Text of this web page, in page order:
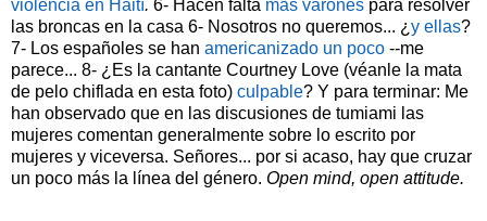
violencia en Haití. 6- Hacen falta más varones para resolver
las broncas en la casa 6- Nosotros no queremos... ¿ y ellas?
7- Los españoles se han americanizado un poco --me
parece... 8- ¿Es la cantante Courtney Love (véanle la mata
de pelo chiflada en esta foto) culpable? Y para terminar: Me
han observado que en las discusiones de tumiami las
mujeres comentan generalmente sobre lo escrito por
mujeres y viceversa. Señores... por si acaso, hay que cruzar
un poco más la línea del género. Open mind, open attitude.